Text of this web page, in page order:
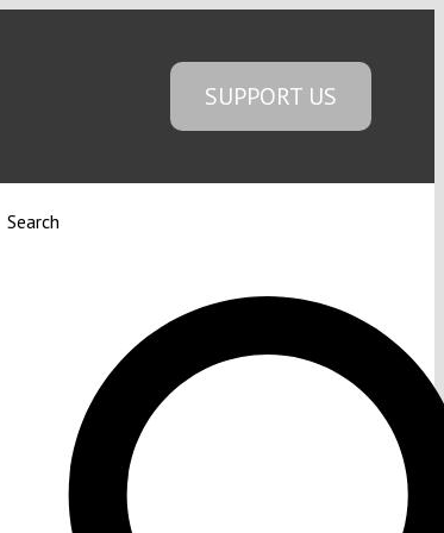
SUPPORT US
Search